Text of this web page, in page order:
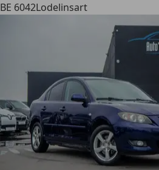
BE 6042Lodelinsart